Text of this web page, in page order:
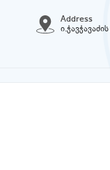
Address